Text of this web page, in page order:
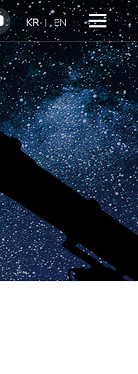
KR EN